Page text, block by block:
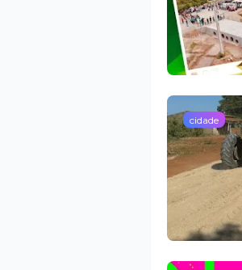
cidade